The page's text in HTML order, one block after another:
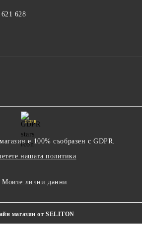
628
GDPR
е 100% съобразен с GDPR.
нашата политика
Моите лични данни
магазин от SELITON